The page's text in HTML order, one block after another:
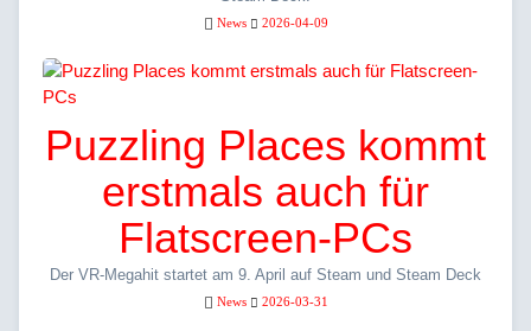
News 2026-04-09
Puzzling Places kommt
erstmals auch für
Flatscreen-PCs
Der VR-Megahit startet am 9. April auf Steam und Steam Deck
News 2026-03-31